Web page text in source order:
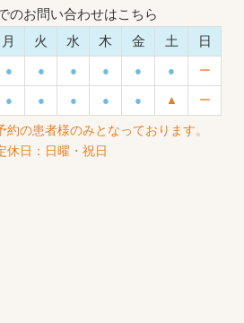
のお問い合わせはこちら
月 火 水 木 金 土
日
● ● ● ● ● ● ー
● ● ● ● ● ▲ ー
の患者様のみとなっております。
休日：日曜・祝日